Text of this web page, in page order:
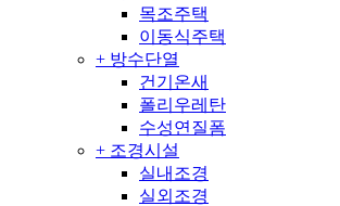
목조주택
이동식주택
+ 방수단열
건기온새
폴리우레탄
수성연질폼
+ 조경시설
실내조경
실외조경